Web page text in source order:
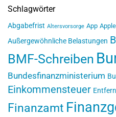
Schlagwörter
Abgabefrist Altersvorsorge App Apple
Außergewöhnliche Belastungen
BMF-Schreiben
Bundesfinanzministerium
Einkommensteuer
Finanzamt